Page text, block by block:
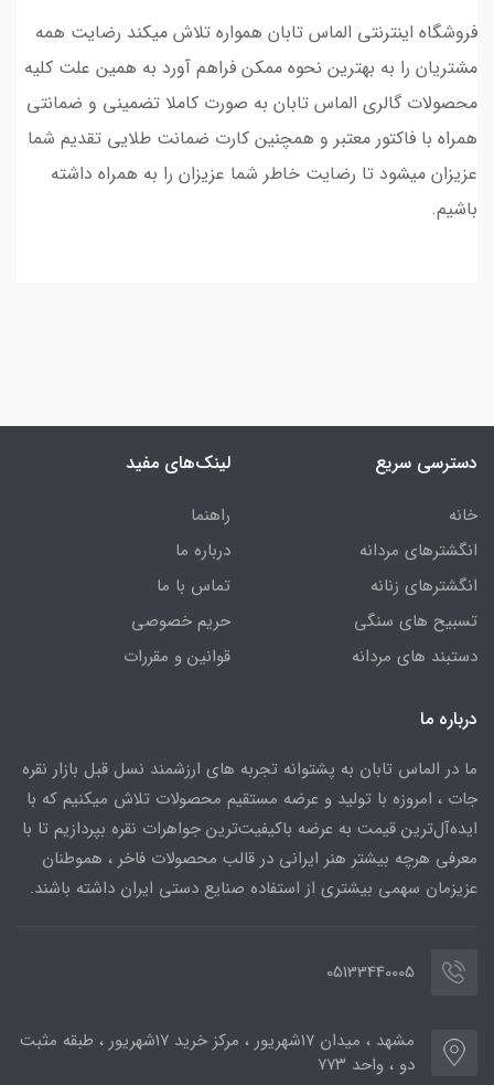
فروشگاه اینترنتی الماس تابان همواره تلاش میکند رضایت همه
مشتریان را به بهترین نحوه ممکن فراهم آورد به همین علت کلیه
محصولات گالری الماس تابان به صورت کاملا تضمینی و ضمانتی
همراه با فاکتور معتبر و همچنین کارت ضمانت طلایی تقدیم شما
عزیزان میشود تا رضایت خاطر شما عزیزان را به همراه داشته
باشیم.
دسترسی سریع
خانه
انگشترهای مردانه
انگشترهای زنانه
تسبیح های سنگی
دستبند های مردانه
لینک‌های مفید
راهنما
درباره ما
تماس با ما
حریم خصوصی
قوانین و مقررات
درباره ما
ما در الماس تابان به پشتوانه تجربه های ارزشمند نسل قبل بازار نقره
جات ، امروزه با تولید و عرضه مستقیم محصولات تلاش میکنیم که با
ایده‌آل‌ترین قیمت به عرضه باکیفیت‌ترین جواهرات نقره بپردازیم تا با
معرفی هرچه بیشتر هنر ایرانی در قالب محصولات فاخر ، هموطنان
عزیزمان سهمی بیشتری از استفاده صنایع دستی ایران داشته باشند.
05133440005
مشهد ، میدان ۱۷شهریور ، مرکز خرید ۱۷شهریور ، طبقه مثبت
دو ، واحد ۷۷۳